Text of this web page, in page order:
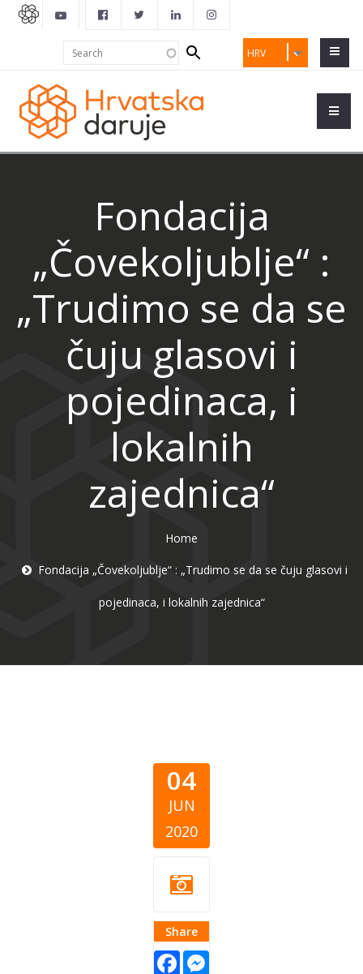
HRV
Search
form
Fondacija
„Čovekoljublje“ :
„Trudimo se da se
čuju glasovi i
pojedinaca, i
lokalnih
zajednica“
Home
Fondacija „Čovekoljublje“ : „Trudimo se da se čuju glasovi i
pojedinaca, i lokalnih zajednica“
04
JUN
2020
Share
Facebook